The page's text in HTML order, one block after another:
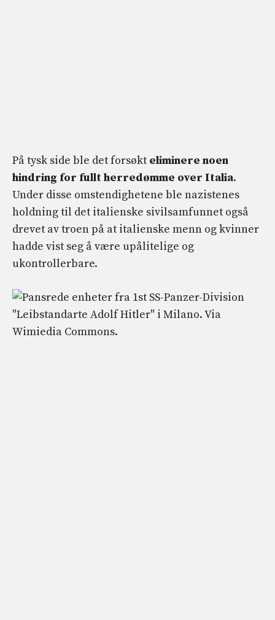
På tysk side ble det forsøkt eliminere noen
hindring for fullt herredømme over Italia.
Under disse omstendighetene ble nazistenes
holdning til det italienske sivilsamfunnet også
drevet av troen på at italienske menn og kvinner
hadde vist seg å være upålitelige og
ukontrollerbare.